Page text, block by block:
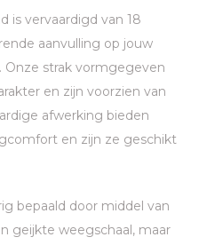
is vervaardigd van 18
aanvulling op jouw
Onze strak vormgegeven
en zijn voorzien van
afwerking bieden
en zijn ze geschikt
bepaald door middel van
geijkte weegschaal, maar